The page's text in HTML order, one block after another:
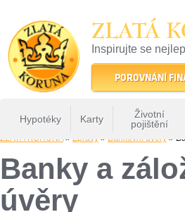
ZLATÁ
Inspirujte se
22 let tradice a
POROVNÁNÍ
Hypotéky Karty
Životní
pojištění
ZLATÁ KORUNA» Zprávy » Bankovní úvěry »
Banky a
úvěry